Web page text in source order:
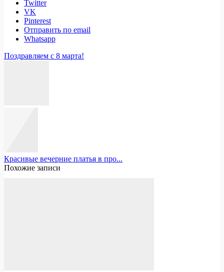
Twitter
VK
Pinterest
Отправить по email
Whatsapp
Поздравляем с 8 марта!
Красивые вечерние платья в про...
Похожие записи